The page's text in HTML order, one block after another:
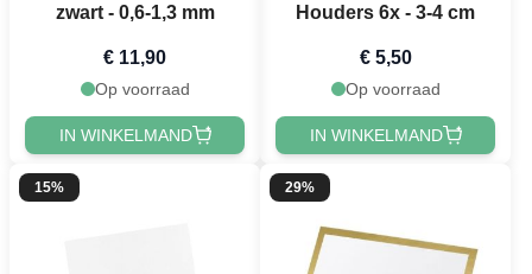
zwart - 0,6-1,3 mm
€ 11,90
Op voorraad
IN WINKELMAND
Houders 6x - 3-4 cm
€ 5,50
Op voorraad
IN WINKELMAND
15% 29%